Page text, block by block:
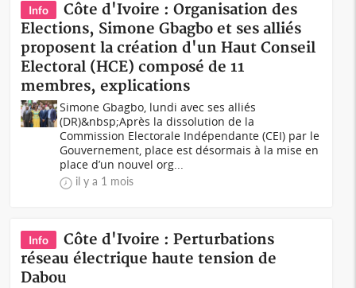
Info
Côte d'Ivoire : Organisation des
Elections, Simone Gbagbo et ses alliés
proposent la création d'un Haut Conseil
Electoral (HCE) composé de 11
membres, explications
Simone Gbagbo, lundi avec ses alliés
(DR)&nbsp;Après la dissolution de la
Commission Electorale Indépendante (CEI) par le
Gouvernement, place est désormais à la mise en
place d’un nouvel org...
il y a 1 mois
Info
Côte d'Ivoire : Perturbations
réseau électrique haute tension de
Dabou